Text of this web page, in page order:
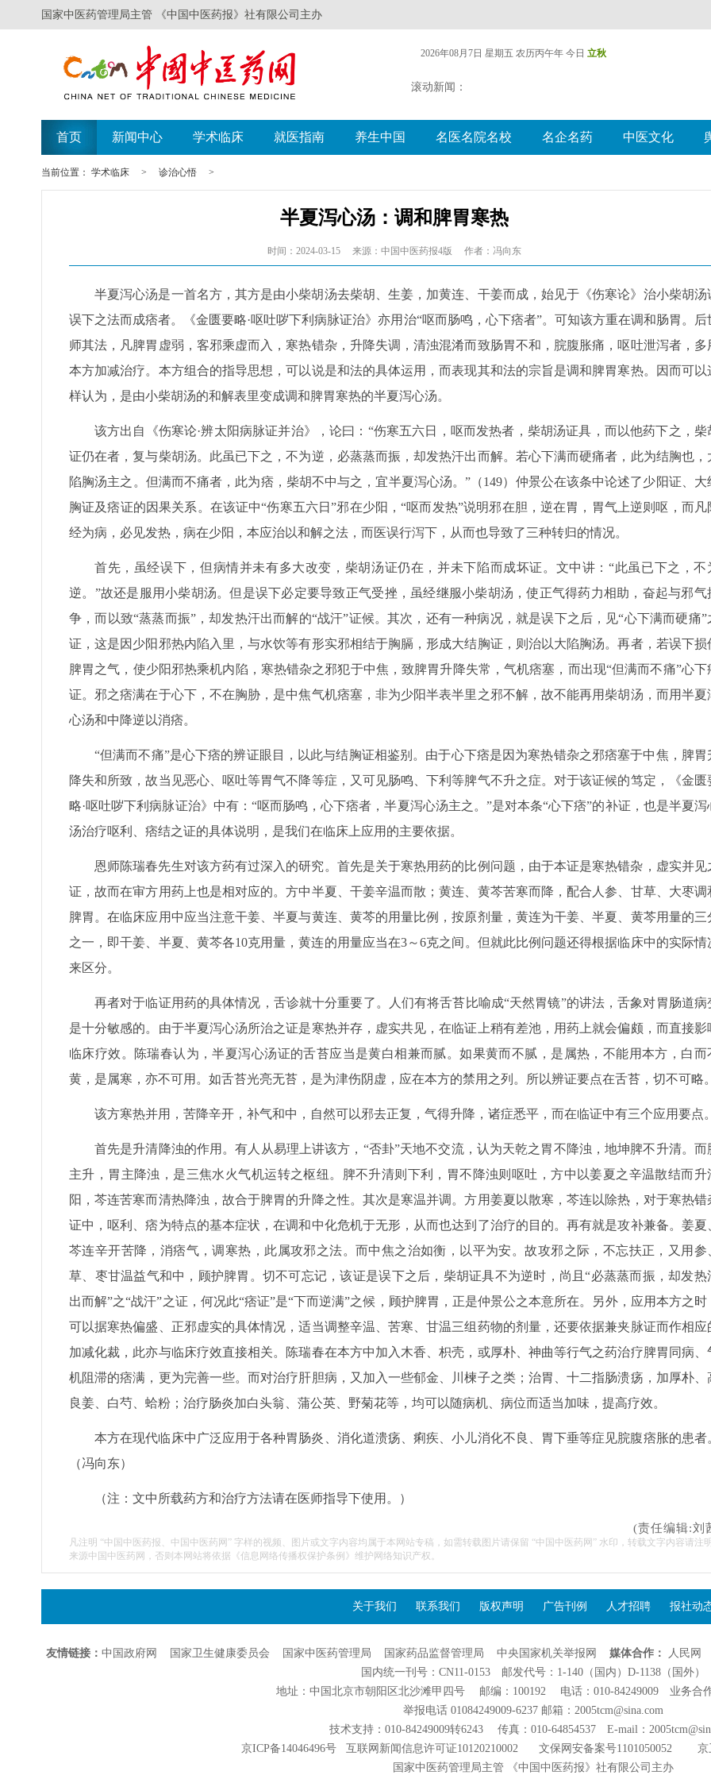
国家中医药管理局主管 《中国中医药报》社有限公司主办
2026年08月7日 星期五 农历丙午年 今日 立秋
滚动新闻：
首页 新闻中心 学术临床 就医指南 养生中国 名医名院名校 名企名药 中医文化
当前位置： 学术临床 > 诊治心悟 >
半夏泻心汤：调和脾胃寒热
时间：2024-03-15 来源：中国中医药报4版 作者：冯向东
半夏泻心汤是一首名方，其方是由小柴胡汤去柴胡、生姜，加黄连、干姜而成，始见于《伤寒论》治小柴胡汤
误下之法而成痞者。《金匮要略·呕吐哕下利病脉证治》亦用治“呕而肠鸣，心下痞者”。可知该方重在调和肠胃。后
师其法，凡脾胃虚弱，客邪乘虚而入，寒热错杂，升降失调，清浊混淆而致肠胃不和，脘腹胀痛，呕吐泄泻者，多
本方加减治疗。本方组合的指导思想，可以说是和法的具体运用，而表现其和法的宗旨是调和脾胃寒热。因而可以
样认为，是由小柴胡汤的和解表里变成调和脾胃寒热的半夏泻心汤。
该方出自《伤寒论·辨太阳病脉证并治》，论曰：“伤寒五六日，呕而发热者，柴胡汤证具，而以他药下之，柴
证仍在者，复与柴胡汤。此虽已下之，不为逆，必蒸蒸而振，却发热汗出而解。若心下满而硬痛者，此为结胸也，
陷胸汤主之。但满而不痛者，此为痞，柴胡不中与之，宜半夏泻心汤。”（149）仲景公在该条中论述了少阳证、大
胸证及痞证的因果关系。在该证中“伤寒五六日”邪在少阳，“呕而发热”说明邪在胆，逆在胃，胃气上逆则呕，而凡
经为病，必见发热，病在少阳，本应治以和解之法，而医误行泻下，从而也导致了三种转归的情况。
首先，虽经误下，但病情并未有多大改变，柴胡汤证仍在，并未下陷而成坏证。文中讲：“此虽已下之，不
逆。”故还是服用小柴胡汤。但是误下必定要导致正气受挫，虽经继服小柴胡汤，使正气得药力相助，奋起与邪气
争，而以致“蒸蒸而振”，却发热汗出而解的“战汗”证候。其次，还有一种病况，就是误下之后，见“心下满而硬痛”
证，这是因少阳邪热内陷入里，与水饮等有形实邪相结于胸膈，形成大结胸证，则治以大陷胸汤。再者，若误下损
脾胃之气，使少阳邪热乘机内陷，寒热错杂之邪犯于中焦，致脾胃升降失常，气机痞塞，而出现“但满而不痛”心下
证。邪之痞满在于心下，不在胸胁，是中焦气机痞塞，非为少阳半表半里之邪不解，故不能再用柴胡汤，而用半夏
心汤和中降逆以消痞。
“但满而不痛”是心下痞的辨证眼目，以此与结胸证相鉴别。由于心下痞是因为寒热错杂之邪痞塞于中焦，脾胃
降失和所致，故当见恶心、呕吐等胃气不降等症，又可见肠鸣、下利等脾气不升之症。对于该证候的笃定，《金匮
略·呕吐哕下利病脉证治》中有：“呕而肠鸣，心下痞者，半夏泻心汤主之。”是对本条“心下痞”的补证，也是半夏泻
汤治疗呕利、痞结之证的具体说明，是我们在临床上应用的主要依据。
恩师陈瑞春先生对该方药有过深入的研究。首先是关于寒热用药的比例问题，由于本证是寒热错杂，虚实并见
证，故而在审方用药上也是相对应的。方中半夏、干姜辛温而散；黄连、黄芩苦寒而降，配合人参、甘草、大枣调
脾胃。在临床应用中应当注意干姜、半夏与黄连、黄芩的用量比例，按原剂量，黄连为干姜、半夏、黄芩用量的三
之一，即干姜、半夏、黄芩各10克用量，黄连的用量应当在3～6克之间。但就此比例问题还得根据临床中的实际情
来区分。
再者对于临证用药的具体情况，舌诊就十分重要了。人们有将舌苔比喻成“天然胃镜”的讲法，舌象对胃肠道病
是十分敏感的。由于半夏泻心汤所治之证是寒热并存，虚实共见，在临证上稍有差池，用药上就会偏颇，而直接影
临床疗效。陈瑞春认为，半夏泻心汤证的舌苔应当是黄白相兼而腻。如果黄而不腻，是属热，不能用本方，白而
黄，是属寒，亦不可用。如舌苔光亮无苔，是为津伤阴虚，应在本方的禁用之列。所以辨证要点在舌苔，切不可略。
该方寒热并用，苦降辛开，补气和中，自然可以邪去正复，气得升降，诸症悉平，而在临证中有三个应用要点。
首先是升清降浊的作用。有人从易理上讲该方，“否卦”天地不交流，认为天乾之胃不降浊，地坤脾不升清。而
主升，胃主降浊，是三焦水火气机运转之枢纽。脾不升清则下利，胃不降浊则呕吐，方中以姜夏之辛温散结而升
阳，芩连苦寒而清热降浊，故合于脾胃的升降之性。其次是寒温并调。方用姜夏以散寒，芩连以除热，对于寒热错
证中，呕利、痞为特点的基本症状，在调和中化危机于无形，从而也达到了治疗的目的。再有就是攻补兼备。姜夏
芩连辛开苦降，消痞气，调寒热，此属攻邪之法。而中焦之治如衡，以平为安。故攻邪之际，不忘扶正，又用参
草、枣甘温益气和中，顾护脾胃。切不可忘记，该证是误下之后，柴胡证具不为逆时，尚且“必蒸蒸而振，却发热
出而解”之“战汗”之证，何况此“痞证”是“下而逆满”之候，顾护脾胃，正是仲景公之本意所在。另外，应用本方之时
可以据寒热偏盛、正邪虚实的具体情况，适当调整辛温、苦寒、甘温三组药物的剂量，还要依据兼夹脉证而作相应
加减化裁，此亦与临床疗效直接相关。陈瑞春在本方中加入木香、枳壳，或厚朴、神曲等行气之药治疗脾胃同病、
机阻滞的痞满，更为完善一些。而对治疗肝胆病，又加入一些郁金、川楝子之类；治胃、十二指肠溃疡，加厚朴、
良姜、白芍、蛤粉；治疗肠炎加白头翁、蒲公英、野菊花等，均可以随病机、病位而适当加味，提高疗效。
本方在现代临床中广泛应用于各种胃肠炎、消化道溃疡、痢疾、小儿消化不良、胃下垂等症见脘腹痞胀的患者
（冯向东）
（注：文中所载药方和治疗方法请在医师指导下使用。）
(责任编辑:刘
凡注明 “中国中医药报、中国中医药网” 字样的视频、图片或文字内容均属于本网站专稿，如需转载图片请保留 “中国中医药网” 水印，转载文字内容请注明
来源中国中医药网，否则本网站将依据《信息网络传播权保护条例》维护网络知识产权。
关于我们 联系我们 版权声明 广告刊例 人才招聘 报社动
友情链接： 中国政府网 国家卫生健康委员会 国家中医药管理局 国家药品监督管理局 中央国家机关举报网 媒体合作： 人民网
国内统一刊号：CN11-0153 邮发代号：1-140（国内）D-1138（国外）
地址：中国北京市朝阳区北沙滩甲四号 邮编：100192 电话：010-84249009 业务合作
举报电话 01084249009-6237 邮箱：2005tcm@sina.com
技术支持：010-84249009转6243 传真：010-64854537 E-mail：
京ICP备14046496号
互联网新闻信息许可证10120210002文保网安备案号1101050052 京
国家中医药管理局主管 《中国中医药报》社有限公司主办